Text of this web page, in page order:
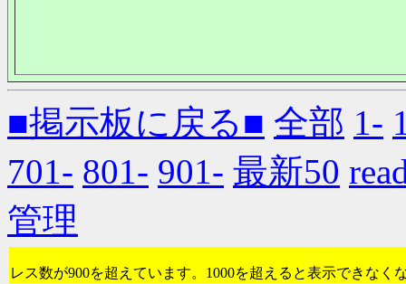
■掲示板に戻る■ 全部 1-
701- 801- 901- 最新50
管理
レス数が900を超えています。1000を超えると表示できなく